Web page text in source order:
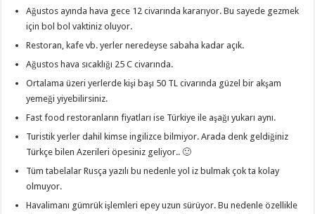
Ağustos ayında hava gece 12 civarında kararıyor. Bu sayede gezmek
için bol bol vaktiniz oluyor.
Restoran, kafe vb. yerler neredeyse sabaha kadar açık.
Ağustos hava sıcaklığı 25 C civarında.
Ortalama üzeri yerlerde kişi başı 50 TL civarında güzel bir akşam
yemeği yiyebilirsiniz.
Fast food restoranların fiyatları ise Türkiye ile aşağı yukarı aynı.
Turistik yerler dahil kimse ingilizce bilmiyor. Arada denk geldiğiniz
Türkçe bilen Azerileri öpesiniz geliyor.. 🙂
Tüm tabelalar Rusça yazılı bu nedenle yol iz bulmak çok ta kolay
olmuyor.
Havalimanı gümrük işlemleri epey uzun sürüyor. Bu nedenle özellikle